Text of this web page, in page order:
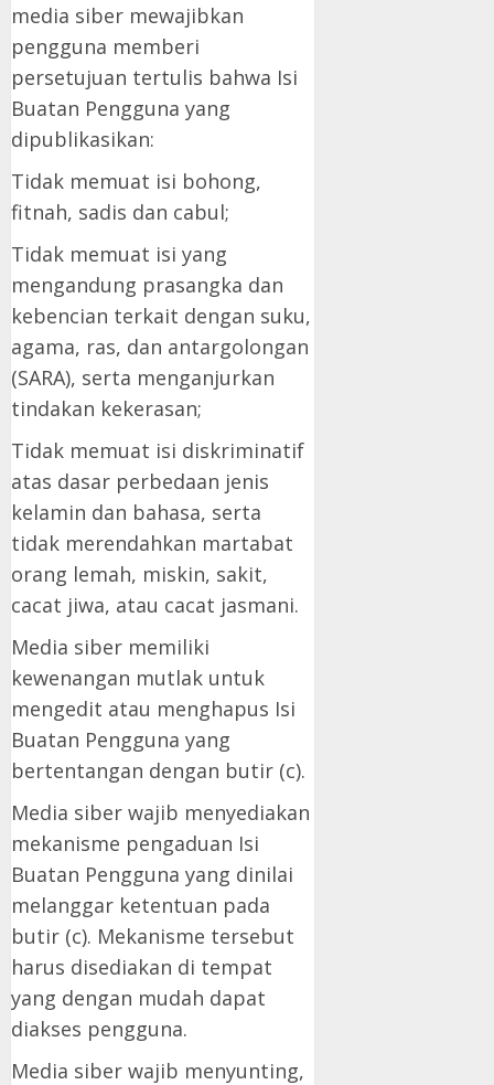
media siber mewajibkan
pengguna memberi
persetujuan tertulis bahwa Isi
Buatan Pengguna yang
dipublikasikan:
Tidak memuat isi bohong,
fitnah, sadis dan cabul;
Tidak memuat isi yang
mengandung prasangka dan
kebencian terkait dengan suku,
agama, ras, dan antargolongan
(SARA), serta menganjurkan
tindakan kekerasan;
Tidak memuat isi diskriminatif
atas dasar perbedaan jenis
kelamin dan bahasa, serta
tidak merendahkan martabat
orang lemah, miskin, sakit,
cacat jiwa, atau cacat jasmani.
Media siber memiliki
kewenangan mutlak untuk
mengedit atau menghapus Isi
Buatan Pengguna yang
bertentangan dengan butir (c).
Media siber wajib menyediakan
mekanisme pengaduan Isi
Buatan Pengguna yang dinilai
melanggar ketentuan pada
butir (c). Mekanisme tersebut
harus disediakan di tempat
yang dengan mudah dapat
diakses pengguna.
Media siber wajib menyunting,